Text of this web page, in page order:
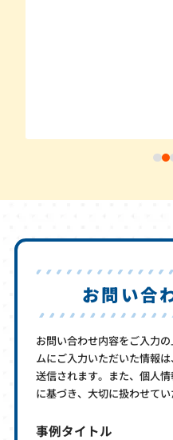
お問い合
お問い合わせ内容をご入力
ムにご入力いただいた情報
送信されます。また、個人
に基づき、大切に扱わせてい
事例タイトル